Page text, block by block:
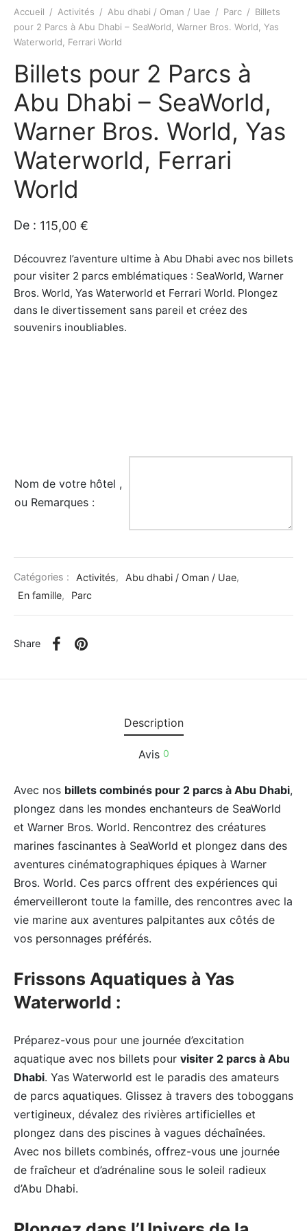
Accueil / Activités / Abu dhabi / Oman / Uae / Parc / Billets
pour 2 Parcs à Abu Dhabi – SeaWorld, Warner Bros. World, Yas
Waterworld, Ferrari World
Billets pour 2 Parcs à
Abu Dhabi – SeaWorld,
Warner Bros. World, Yas
Waterworld, Ferrari
World
De : 115,00 €
Découvrez l’aventure ultime à Abu Dhabi avec nos billets
pour visiter 2 parcs emblématiques : SeaWorld, Warner
Bros. World, Yas Waterworld et Ferrari World. Plongez
dans le divertissement sans pareil et créez des
souvenirs inoubliables.
Nom de votre hôtel ,
ou Remarques :
Catégories : Activités, Abu dhabi / Oman / Uae,
En famille, Parc
Share
Description
Avis 0
Avec nos billets combinés pour 2 parcs à Abu Dhabi,
plongez dans les mondes enchanteurs de SeaWorld
et Warner Bros. World. Rencontrez des créatures
marines fascinantes à SeaWorld et plongez dans des
aventures cinématographiques épiques à Warner
Bros. World. Ces parcs offrent des expériences qui
émerveilleront toute la famille, des rencontres avec la
vie marine aux aventures palpitantes aux côtés de
vos personnages préférés.
Frissons Aquatiques à Yas
Waterworld :
Préparez-vous pour une journée d’excitation
aquatique avec nos billets pour visiter 2 parcs à Abu
Dhabi. Yas Waterworld est le paradis des amateurs
de parcs aquatiques. Glissez à travers des toboggans
vertigineux, dévalez des rivières artificielles et
plongez dans des piscines à vagues déchaînées.
Avec nos billets combinés, offrez-vous une journée
de fraîcheur et d’adrénaline sous le soleil radieux
d’Abu Dhabi.
amis
de Bateaux
Piscine/île
insolite
/ Robes
et Musées